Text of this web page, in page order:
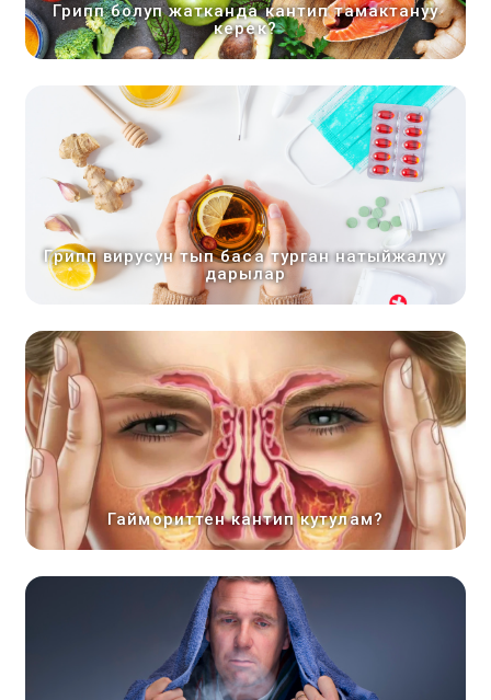
Грипп болуп жатканда кантип тамактануу
керек?
Грипп вирусун тып баса турган натыйжалуу
дарылар
Гаймориттен кантип кутулам?